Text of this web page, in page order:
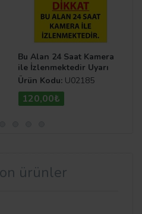
Bu Alan 24 Saat Kamera
ile İzlenmektedir Uyarı
Levhası U02185
Ürün Kodu: U02185
120,00₺
ürünler